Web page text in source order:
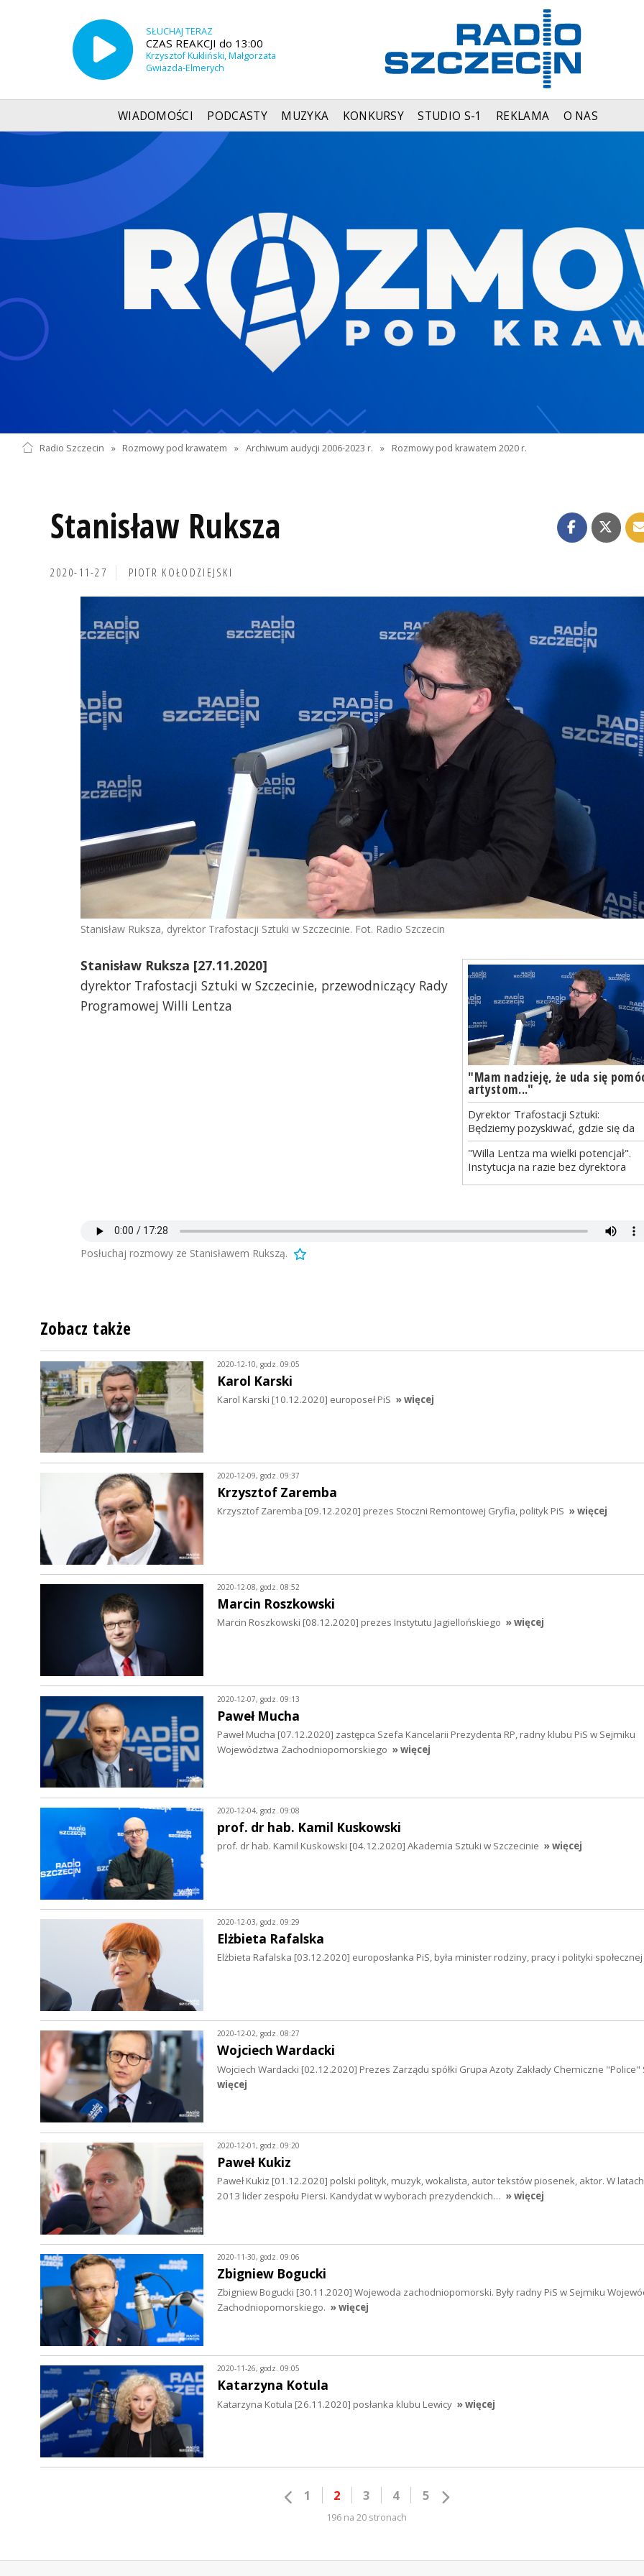
SŁUCHAJ TERAZ
CZAS REAKCJI do 13:00
Krzysztof Kukliński, Małgorzata
Gwiazda-Elmerych
WIADOMOŚCI PODCASTY MUZYKA KONKURSY STUDIO S-1 REKLAMA O NAS
Radio Szczecin » Rozmowy pod krawatem » Archiwum audycji 2006-2023 r. » Rozmowy pod krawatem 2020 r.
Stanisław Ruksza
2020-11-27 PIOTR KOŁODZIEJSKI
Stanisław Ruksza, dyrektor Trafostacji Sztuki w Szczecinie. Fot. Radio Szczecin
"Mam nadzieję, że uda się
artystom..."
Dyrektor Trafostacji Sztuki:
Będziemy pozyskiwać, gdzie się da
"Willa Lentza ma wielki potencjał".
Instytucja na razie bez dyrektora
Stanisław Ruksza [27.11.2020]
dyrektor Trafostacji Sztuki w Szczecinie, przewodniczący Rady
Programowej Willi Lentza
Posłuchaj rozmowy ze Stanisławem Rukszą.
Zobacz także
2020-12-10, godz. 09:05
Karol Karski
Karol Karski [10.12.2020] europoseł PiS » więcej
2020-12-09, godz. 09:37
Krzysztof Zaremba
Krzysztof Zaremba [09.12.2020] prezes Stoczni Remontowej Gryfia, polityk PiS » więcej
2020-12-08, godz. 08:52
Marcin Roszkowski
Marcin Roszkowski [08.12.2020] prezes Instytutu Jagiellońskiego » więcej
2020-12-07, godz. 09:13
Paweł Mucha
Paweł Mucha [07.12.2020] zastępca Szefa Kancelarii Prezydenta RP, radny klubu PiS w Sejmiku
Województwa Zachodniopomorskiego » więcej
2020-12-04, godz. 09:08
prof. dr hab. Kamil Kuskowski
prof. dr hab. Kamil Kuskowski [04.12.2020] Akademia Sztuki w Szczecinie » więcej
2020-12-03, godz. 09:29
Elżbieta Rafalska
Elżbieta Rafalska [03.12.2020] europosłanka PiS, była minister rodziny, pracy i polityki społecznej
2020-12-02, godz. 08:27
Wojciech Wardacki
Wojciech Wardacki [02.12.2020] Prezes Zarządu spółki Grupa Azoty Zakłady Chemiczne "Police"
więcej
2020-12-01, godz. 09:20
Paweł Kukiz
Paweł Kukiz [01.12.2020] polski polityk, muzyk, wokalista, autor tekstów piosenek, aktor. W
2013 lider zespołu Piersi. Kandydat w wyborach prezydenckich… » więcej
2020-11-30, godz. 09:06
Zbigniew Bogucki
Zbigniew Bogucki [30.11.2020] Wojewoda zachodniopomorski. Były radny PiS w Sejmiku
Zachodniopomorskiego. » więcej
2020-11-26, godz. 09:05
Katarzyna Kotula
Katarzyna Kotula [26.11.2020] posłanka klubu Lewicy » więcej
1 2 3 4 5
196 na 20 stronach